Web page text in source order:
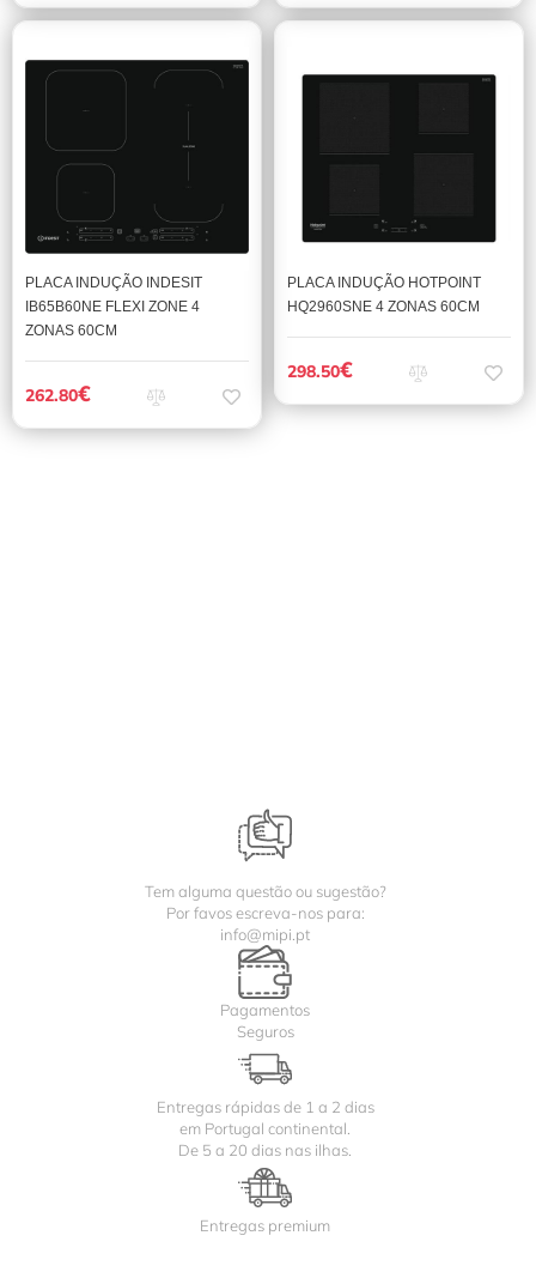
PLACA INDUÇÃO INDESIT
IB65B60NE FLEXI ZONE 4
ZONAS 60CM
262.80€
PLACA INDUÇÃO HOTPOINT
HQ2960SNE 4 ZONAS 60CM
298.50€
Tem alguma questão ou sugestão?
Por favos escreva-nos para:
info@mipi.pt
Pagamentos
Seguros
Entregas rápidas de 1 a 2 dias
em Portugal continental.
De 5 a 20 dias nas ilhas.
Entregas premium